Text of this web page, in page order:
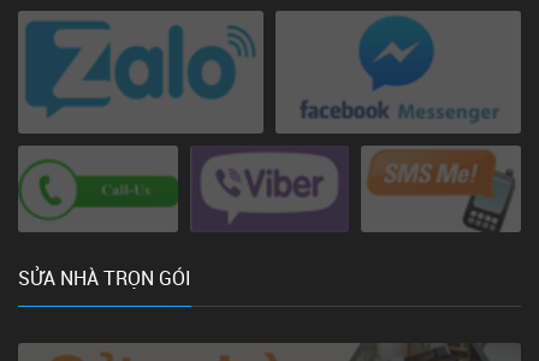
SỬA NHÀ TRỌN GÓI